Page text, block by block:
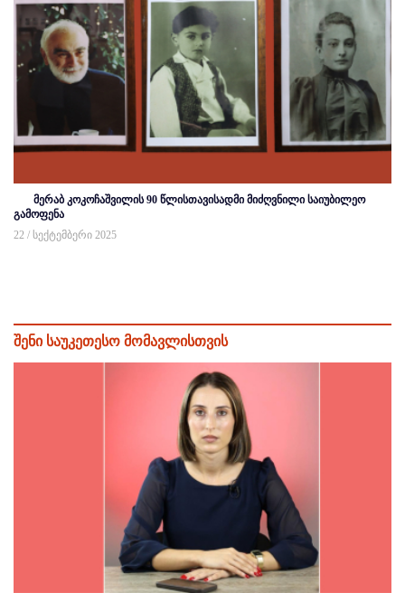
მერაბ კოკოჩაშვილის 90 წლისთავისადმი მიძღვნილი საიუბილეო
გამოფენა
22 / სექტემბერი 2025
შენი საუკეთესო მომავლისთვის